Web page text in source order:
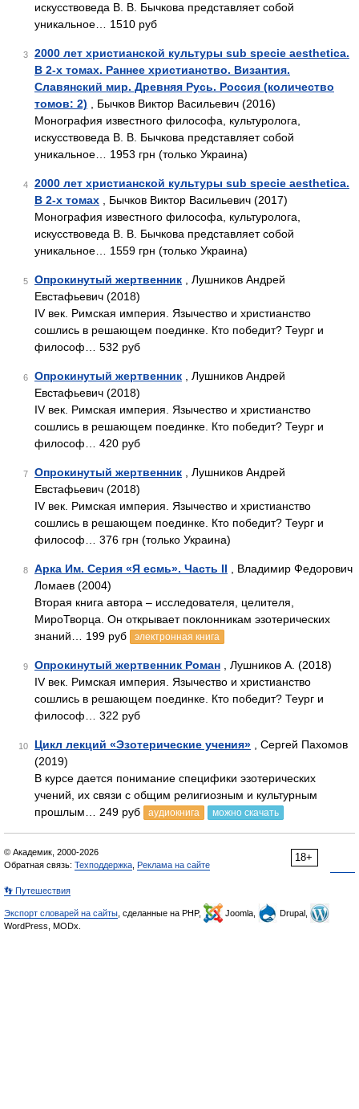
искусствоведа В. В. Бычкова представляет собой
уникальное… 1510 руб
3
2000 лет христианской культуры sub specie aesthetica.
В 2-х томах. Раннее христианство. Византия.
Славянский мир. Древняя Русь. Россия (количество
томов: 2) , Бычков Виктор Васильевич (2016)
Монография известного философа, культуролога,
искусствоведа В. В. Бычкова представляет собой
уникальное… 1953 грн (только Украина)
4
2000 лет христианской культуры sub specie aesthetica.
В 2-х томах , Бычков Виктор Васильевич (2017)
Монография известного философа, культуролога,
искусствоведа В. В. Бычкова представляет собой
уникальное… 1559 грн (только Украина)
5 Опрокинутый жертвенник , Лушников Андрей
Евстафьевич (2018)
IV век. Римская империя. Язычество и христианство
сошлись в решающем поединке. Кто победит? Теург и
философ… 532 руб
6 Опрокинутый жертвенник , Лушников Андрей
Евстафьевич (2018)
IV век. Римская империя. Язычество и христианство
сошлись в решающем поединке. Кто победит? Теург и
философ… 420 руб
7 Опрокинутый жертвенник , Лушников Андрей
Евстафьевич (2018)
IV век. Римская империя. Язычество и христианство
сошлись в решающем поединке. Кто победит? Теург и
философ… 376 грн (только Украина)
8 Арка Им. Серия «Я есмь». Часть II , Владимир Федорович
Ломаев (2004)
Вторая книга автора – исследователя, целителя,
МироТворца. Он открывает поклонникам эзотерических
знаний… 199 руб
электронная книга
9 Опрокинутый жертвенник Роман , Лушников А. (2018)
IV век. Римская империя. Язычество и христианство
сошлись в решающем поединке. Кто победит? Теург и
философ… 322 руб
10 Цикл лекций «Эзотерические учения» , Сергей Пахомов
(2019)
В курсе дается понимание специфики эзотерических
учений, их связи с общим религиозным и культурным
прошлым… 249 руб
аудиокнига можно скачать
18+
© Академик, 2000-2026
Обратная связь: Техподдержка Реклама на сайте
👣 Путешествия
Экспорт словарей на сайты , сделанные на PHP, Joomla,
Drupal,
WordPress, MODx.